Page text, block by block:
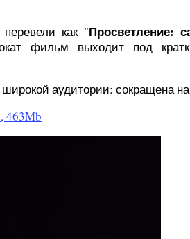
как "Просветление:
фильм выходит под
аудитории: сокращена на
463Mb